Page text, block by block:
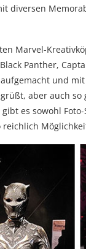
diversen
Marvel-
Panther,
und
aber auch
es sowohl